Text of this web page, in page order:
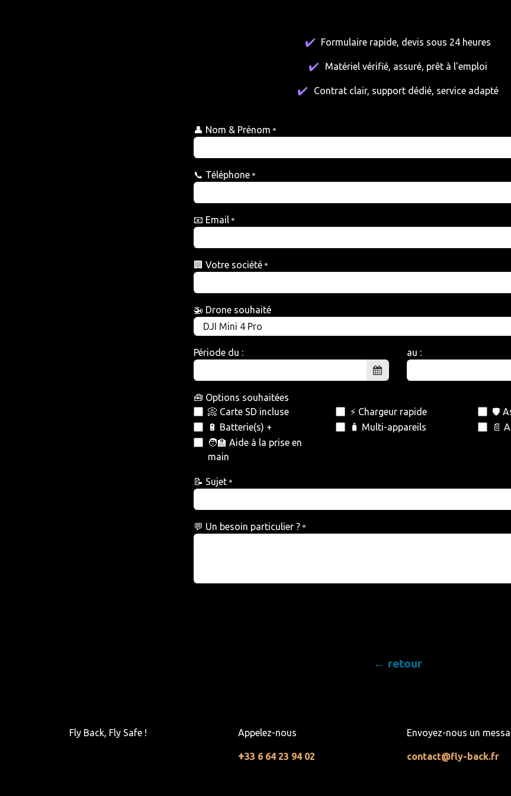
Formulaire rapide, devis sous 24 heures
Matériel vérifié, assuré, prêt à l'emploi
Contrat clair, support dédié, service adapté
👤 Nom & Prénom *
📞 Téléphone*
📧 Email *
🏢 Votre société*
🚁 Drone souhaité
Période du : au :
🧰 Options souhaitées
📀 Carte SD incluse
⚡ Chargeur rapide
🛡️
🔋 Batterie(s) +
🧳 Multi-appareils
📄
🧑‍🏫 Aide à la prise en
main
📝 Sujet*
💬 Un besoin particulier ?*
← retour
Fly Back, Fly Safe ! Appelez-nous
+33 6 64 23 94 02
Envoyez-nous un
contact@fly-back.fr